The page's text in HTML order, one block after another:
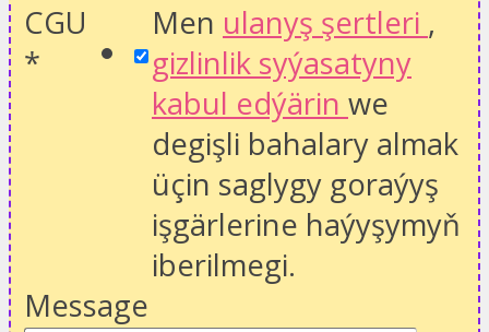
CGU
*
Men ulanyş şertleri ,
gizlinlik syýasatyny
kabul edýärin we
degişli bahalary almak
üçin saglygy goraýyş
işgärlerine haýyşymyň
iberilmegi.
Message